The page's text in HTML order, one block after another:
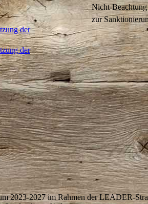
der
der
Nicht-
zur
2023-2027 im Rahmen der LEADER-